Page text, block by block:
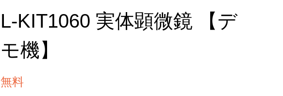
L-KIT1060 実体顕微鏡 【デ
モ機】
無料